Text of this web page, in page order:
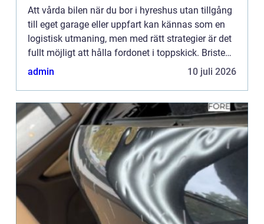
Att vårda bilen när du bor i hyreshus utan tillgång
till eget garage eller uppfart kan kännas som en
logistisk utmaning, men med rätt strategier är det
fullt möjligt att hålla fordonet i toppskick. Bristen
p...
admin 10 juli 2026